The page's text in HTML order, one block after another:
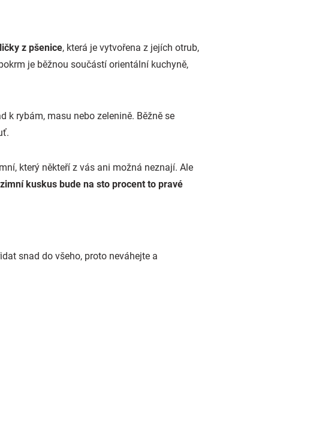
z pšenice, která je vytvořena z jejích otrub,
je běžnou součástí orientální kuchyně,
k rybám, masu nebo zelenině. Běžně se
který někteří z vás ani možná neznají. Ale
kuskus bude na sto procent to pravé
snad do všeho, proto neváhejte a